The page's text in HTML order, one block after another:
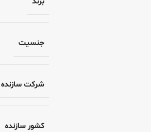
جنسیت
شرکت سازنده
کشور سازنده